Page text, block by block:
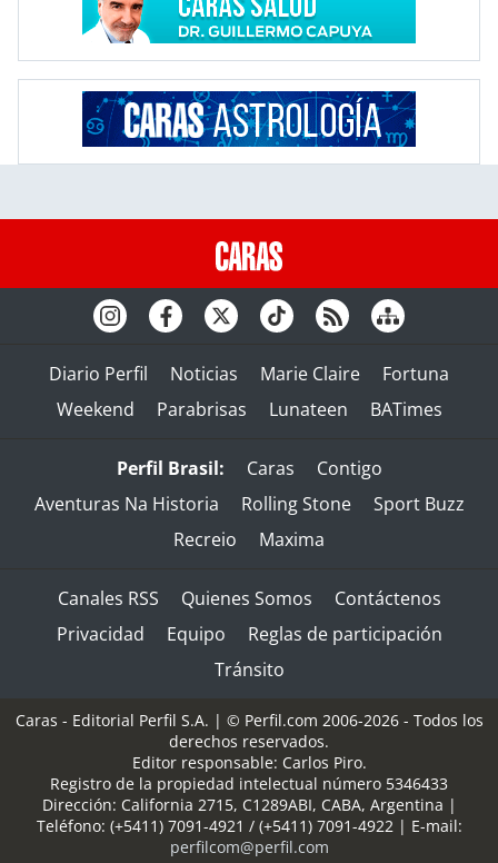
Diario Perfil Noticias Marie Claire
Fortuna
Weekend
Parabrisas Lunateen BATimes
Perfil Brasil: Caras
Contigo
Aventuras Na Historia
Rolling Stone
Sport Buzz
Recreio
Maxima
Canales RSS Quienes Somos
Contáctenos
Privacidad
Equipo
Reglas de participación
Tránsito
Caras - Editorial Perfil S.A. | © Perfil.com 2006-2026 - Todos los
derechos reservados.
Editor responsable: Carlos Piro.
Registro de la propiedad intelectual número 5346433
Dirección: California 2715, C1289ABI, CABA, Argentina |
Teléfono: (+5411) 7091-4921 / (+5411) 7091-4922| E-mail:
perfilcom@perfil.com